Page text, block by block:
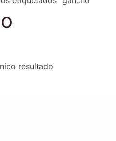
resultado